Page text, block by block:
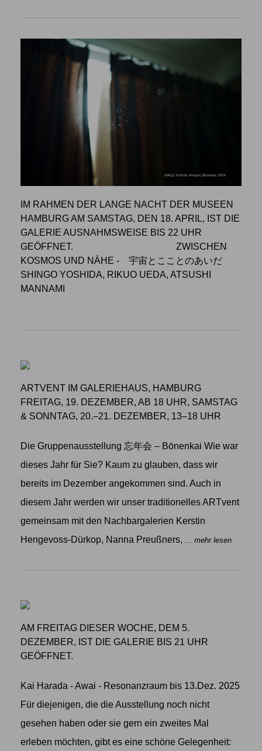
IM RAHMEN DER LANGE NACHT DER MUSEEN
HAMBURG AM SAMSTAG, DEN 18. APRIL, IST DIE
GALERIE AUSNAHMSWEISE BIS 22 UHR
GEÖFFNET. ZWISCHEN
KOSMOS UND NÄHE - 宇宙とこことのあいだ
SHINGO YOSHIDA, RIKUO UEDA, ATSUSHI
MANNAMI
ARTVENT IM GALERIEHAUS, HAMBURG
FREITAG, 19. DEZEMBER, AB 18 UHR, SAMSTAG
& SONNTAG, 20.–21. DEZEMBER, 13–18 UHR
Die Gruppenausstellung 忘年会 – Bōnenkai Wie war
dieses Jahr für Sie? Kaum zu glauben, dass wir
bereits im Dezember angekommen sind. Auch in
diesem Jahr werden wir unser traditionelles ARTvent
gemeinsam mit den Nachbargalerien Kerstin
Hengevoss-Dürkop, Nanna Preußners, ... mehr lesen
AM FREITAG DIESER WOCHE, DEM 5.
DEZEMBER, IST DIE GALERIE BIS 21 UHR
GEÖFFNET.
Kai Harada - Awai - Resonanzraum bis 13.Dez. 2025
Für diejenigen, die die Ausstellung noch nicht
gesehen haben oder sie gern ein zweites Mal
erleben möchten, gibt es eine schöne Gelegenheit: